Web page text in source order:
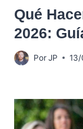
Qué
2026:
PorJP